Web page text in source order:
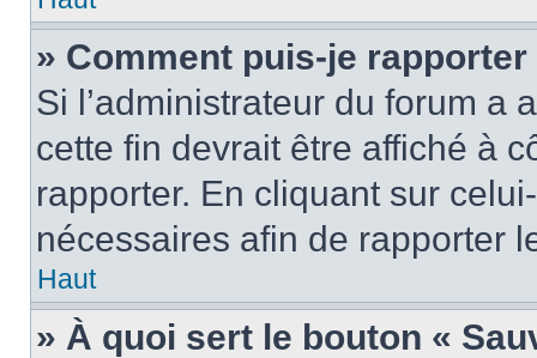
» Comment puis-je
Si l’administrateur du forum a
cette fin devrait être affiché à
rapporter. En cliquant sur
nécessaires afin de rapporter
Haut
» À quoi sert le bouton «